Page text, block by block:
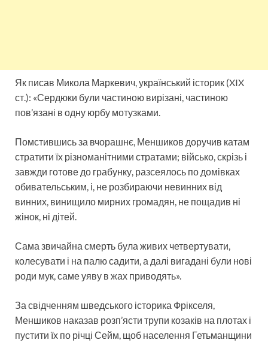
Як писав Микола Маркевич, український історик (XIX
ст.): «Сердюки були частиною вирізані, частиною
пов’язані в одну юрбу мотузками.
Помстившись за вчорашнє, Меншиков доручив катам
стратити їх різноманітними стратами; військо, скрізь і
завжди готове до грабунку, разсеялось по домівках
обивательським, і, не розбираючи невинних від
винних, винищило мирних громадян, не пощадив ні
жінок, ні дітей.
Сама звичайна смерть була живих четвертувати,
колесувати і на палю садити, а далі вигадані були нові
роди мук, саме уяву в жах приводять».
За свідченням шведського історика Фрікселя,
Меншиков наказав розп’ясти трупи козаків на плотах і
пустити їх по річці Сейм, щоб населення Гетьманщини